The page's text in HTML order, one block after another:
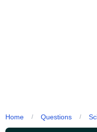
Home / Questions /